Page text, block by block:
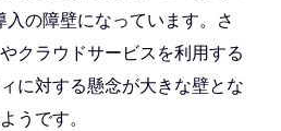
の障壁になっています。さ
クラウドサービスを利用する
に対する懸念が大きな壁とな
うです。